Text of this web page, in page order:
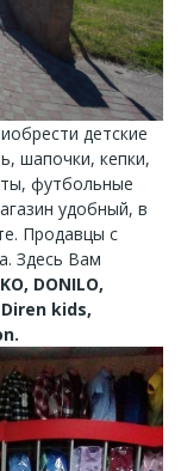
детские
шапочки, кепки,
футбольные
удобный, в
Продавцы с
Здесь Вам
DONILO,
Diren kids,